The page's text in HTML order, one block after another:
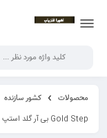
محصولات کشور سازنده
Gold Step بی آر گلد استپ